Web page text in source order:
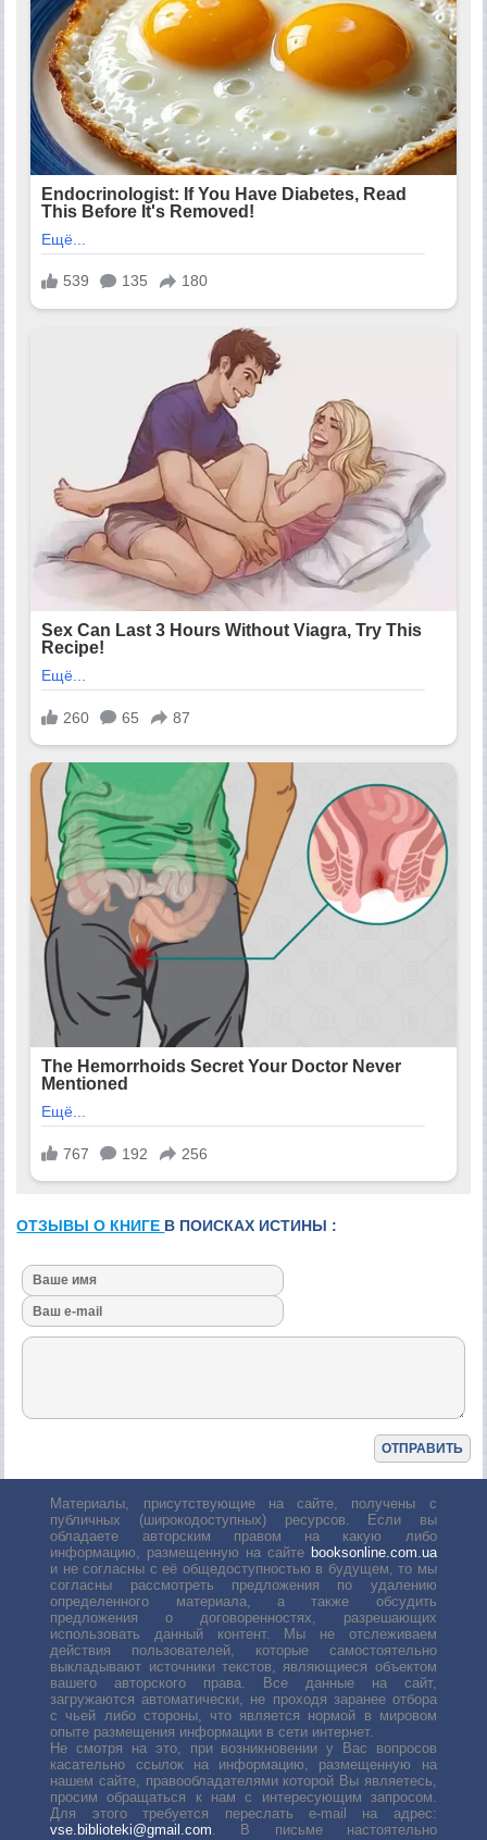
ОТЗЫВЫ О КНИГЕ В ПОИСКАХ ИСТИНЫ :
Материалы, присутствующие на сайте, получены с
публичных (широкодоступных) ресурсов. Если вы
обладаете авторским правом на какую либо
информацию, размещенную на сайте booksonline.com.ua
и не согласны с её общедоступностью в будущем, то мы
согласны рассмотреть предложения по удалению
определенного материала, а также обсудить
предложения о договоренностях, разрешающих
использовать данный контент. Мы не отслеживаем
действия пользователей, которые самостоятельно
выкладывают источники текстов, являющиеся объектом
вашего авторского права. Все данные на сайт,
загружаются автоматически, не проходя заранее отбора
с чьей либо стороны, что является нормой в мировом
опыте размещения информации в сети интернет.
Не смотря на это, при возникновении у Вас вопросов
касательно ссылок на информацию, размещенную на
нашем сайте, правообладателями которой Вы являетесь,
просим обращаться к нам с интересующим запросом.
Для этого требуется переслать е-mail на адрес:
vse.biblioteki@gmail.com. В письме настоятельно